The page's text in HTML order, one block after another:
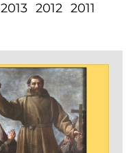
2013 2012 2011